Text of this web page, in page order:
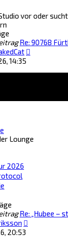
vor oder
Re: 90768
14:35
Lounge
2026
Re: „Hubee –
20:53